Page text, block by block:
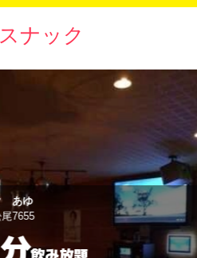
ナック
メロディー
飯田市東和
90